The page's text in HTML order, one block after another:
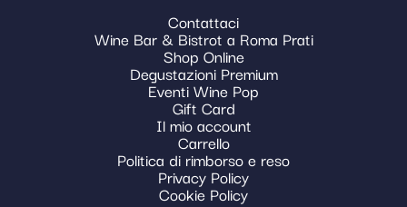
Contattaci
Wine Bar & Bistrot a Roma Prati
Shop Online
Degustazioni Premium
Eventi Wine Pop
Gift Card
Il mio account
Carrello
Politica di rimborso e reso
Privacy Policy
Cookie Policy